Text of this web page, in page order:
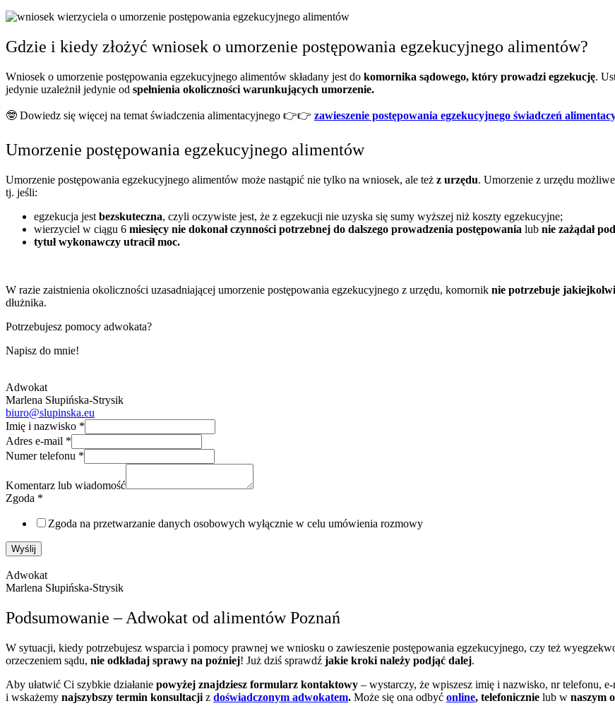
Gdzie i kiedy złożyć wniosek o umorzenie postępowania egzekucyjnego alimentów?
Wniosek o umorzenie postępowania egzekucyjnego alimentów składany jest do komornika sądowego, który prowadzi egzekucję.
jedynie uzależnił jedynie od spełnienia okoliczności warunkujących umorzenie.
🤓 Dowiedz się więcej na temat świadczenia alimentacyjnego 👉👉 zawieszenie postępowania egzekucyjnego świadczeń
Umorzenie postępowania egzekucyjnego alimentów
Umorzenie postępowania egzekucyjnego alimentów może nastąpić nie tylko na wniosek, ale też z urzędu. Umorzenie z urzędu
tj. jeśli:
egzekucja jest bezskuteczna, czyli oczywiste jest, że z egzekucji nie uzyska się sumy wyższej niż koszty egzekucyjne;
wierzyciel w ciągu 6 miesięcy nie dokonał czynności potrzebnej do dalszego prowadzenia postępowania lub nie zażądał
tytuł wykonawczy utracił moc.
W razie zaistnienia okoliczności uzasadniającej umorzenie postępowania egzekucyjnego z urzędu, komornik nie potrzebuje
dłużnika.
Potrzebujesz pomocy adwokata?
Napisz do mnie!
Adwokat
Marlena Słupińska-Strysik
biuro@slupinska.eu
Imię i nazwisko *
Adres e-mail *
Numer telefonu *
Komentarz lub wiadomość
Zgoda *
Zgoda na przetwarzanie danych osobowych wyłącznie w celu umówienia rozmowy
Wyślij
Adwokat
Marlena Słupińska-Strysik
Podsumowanie – Adwokat od alimentów Poznań
W sytuacji, kiedy potrzebujesz wsparcia i pomocy prawnej we wniosku o zawieszenie postępowania egzekucyjnego, czy też
orzeczeniem sądu, nie odkładaj sprawy na poźniej! Już dziś sprawdź jakie kroki należy podjąć dalej.
Aby ułatwić Ci szybkie działanie powyżej znajdziesz formularz kontaktowy – wystarczy, że wpiszesz imię i nazwisko, nr telefonu,
i wskażemy najszybszy termin konsultacji z doświadczonym adwokatem. Może się ona odbyć online, telefonicznie lub w naszym